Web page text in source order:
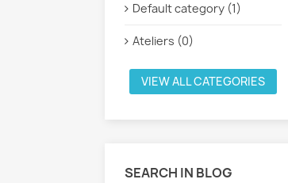
Default category (1)
Ateliers (0)
VIEW ALL CATEGORIES
SEARCH IN BLOG